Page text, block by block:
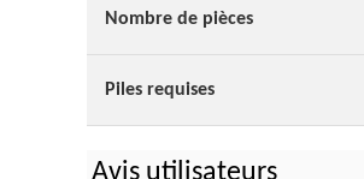
Nombre de pièces
Piles requises
Avis utilisateurs